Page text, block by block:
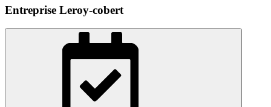
Entreprise Leroy-cobert